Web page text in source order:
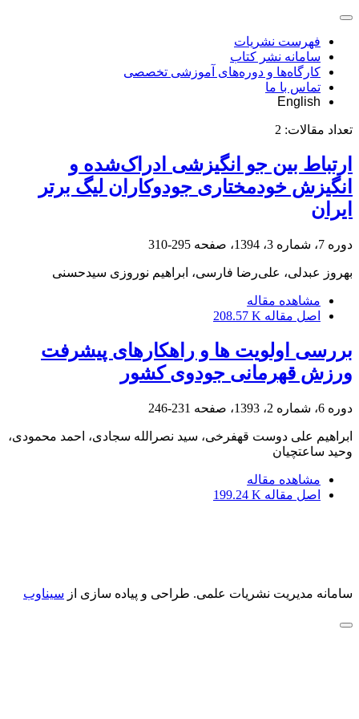
فهرست نشریات
سامانه نشر کتاب
کارگاه‌ها و دوره‌های آموزشی تخصصی
تماس با ما
English
تعداد مقالات: 2
ارتباط بین جو انگیزشی ادراک‌شده و
انگیزش خودمختاری جودوکاران لیگ برتر
ایران
دوره 7، شماره 3، 1394، صفحه 295-310
بهروز عبدلی، علی‌رضا فارسی، ابراهیم نوروزی سیدحسنی
مشاهده مقاله
اصل مقاله 208.57 K
بررسی اولویت ها و راهکارهای پیشرفت
ورزش قهرمانی جودوی کشور
دوره 6، شماره 2، 1393، صفحه 231-246
ابراهیم علی دوست قهفرخی، سید نصرالله سجادی، احمد محمودی،
وحید ساعتچیان
مشاهده مقاله
اصل مقاله 199.24 K
سامانه مدیریت نشریات علمی. طراحی و پیاده سازی از سیناوب